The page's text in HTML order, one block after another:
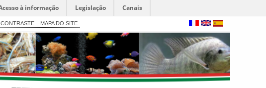
à informação Legislação Canais
MAPA DO SITE